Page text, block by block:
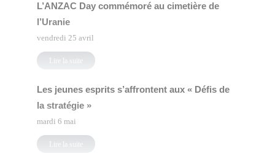
L’ANZAC Day commémoré au cimetière de
l’Uranie
vendredi 25 avril
Lire la suite
Les jeunes esprits s’affrontent aux « Défis de
la stratégie »
mardi 6 mai
Lire la suite